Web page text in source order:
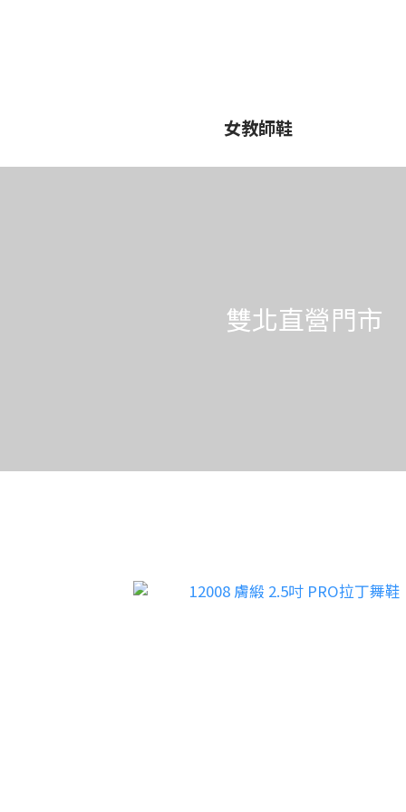
女教師鞋
雙北直營門市